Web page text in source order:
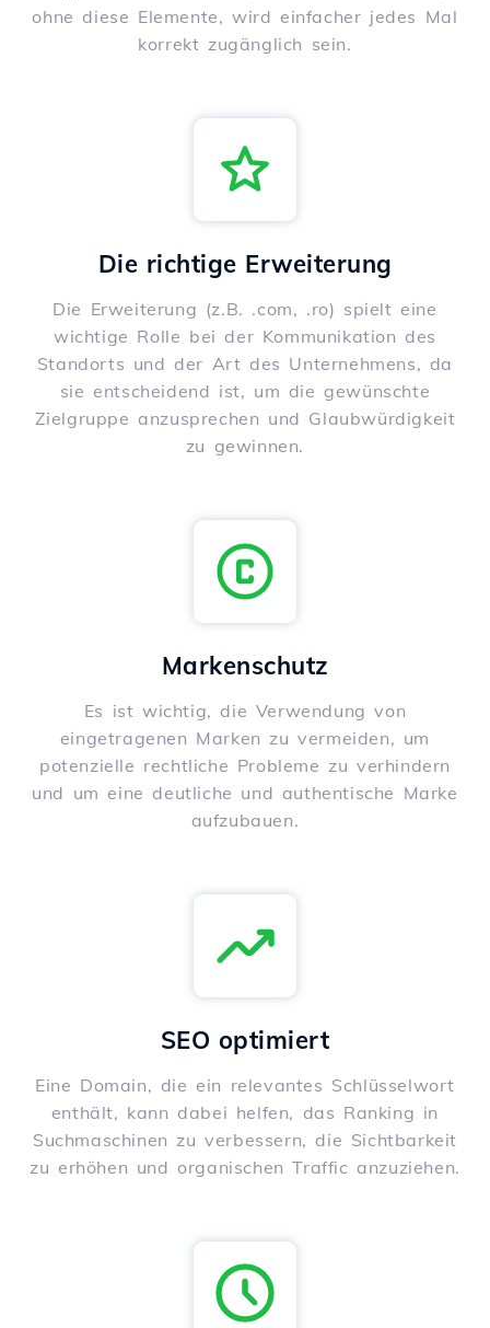
ohne diese Elemente, wird einfacher jedes Mal
korrekt zugänglich sein.
Die richtige Erweiterung
Die Erweiterung (z.B. .com, .ro) spielt eine
wichtige Rolle bei der Kommunikation des
Standorts und der Art des Unternehmens, da
sie entscheidend ist, um die gewünschte
Zielgruppe anzusprechen und Glaubwürdigkeit
zu gewinnen.
Markenschutz
Es ist wichtig, die Verwendung von
eingetragenen Marken zu vermeiden, um
potenzielle rechtliche Probleme zu verhindern
und um eine deutliche und authentische Marke
aufzubauen.
SEO optimiert
Eine Domain, die ein relevantes Schlüsselwort
enthält, kann dabei helfen, das Ranking in
Suchmaschinen zu verbessern, die Sichtbarkeit
zu erhöhen und organischen Traffic anzuziehen.